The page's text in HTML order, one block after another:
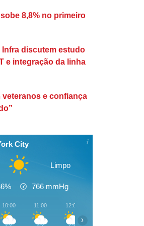
8,8% no primeiro
discutem estudo
e integração da linha
e confiança
City
Limpo
766 mmHg
10:00 11:00 12:00
›